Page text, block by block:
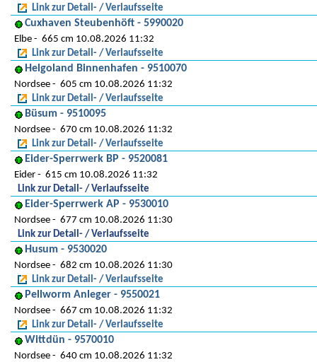
Link zur Detail- / Verlaufsseite
Cuxhaven Steubenhöft - 5990020
Elbe
665 cm 10.08.2026 11:32
Link zur Detail- / Verlaufsseite
Helgoland Binnenhafen - 9510070
Nordsee
605 cm 10.08.2026 11:32
Link zur Detail- / Verlaufsseite
Büsum - 9510095
Nordsee
670 cm 10.08.2026 11:32
Link zur Detail- / Verlaufsseite
Eider-Sperrwerk BP - 9520081
Eider
615 cm 10.08.2026 11:32
Link zur Detail- / Verlaufsseite
Eider-Sperrwerk AP - 9530010
Nordsee
677 cm 10.08.2026 11:30
Link zur Detail- / Verlaufsseite
Husum - 9530020
Nordsee
682 cm 10.08.2026 11:30
Link zur Detail- / Verlaufsseite
Pellworm Anleger - 9550021
Nordsee
667 cm 10.08.2026 11:32
Link zur Detail- / Verlaufsseite
Wittdün - 9570010
Nordsee
640 cm 10.08.2026 11:32